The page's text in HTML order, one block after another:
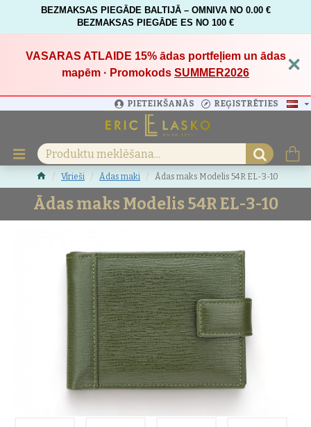
BEZMAKSAS PIEGĀDE BALTIJĀ – OMNIVA NO 0.00 €
BEZMAKSAS PIEGĀDE ES NO 100 €
VASARAS ATLAIDE 15%ādas portfeļiem un ādas
mapēm · Promokods SUMMER2026 ×
PIETEIKŠANĀS REĢISTRĒTIES
Vīrieši Ādas maki Ādas maks Modelis 54R EL-3-10
Ādas maks Modelis 54R EL-3-10